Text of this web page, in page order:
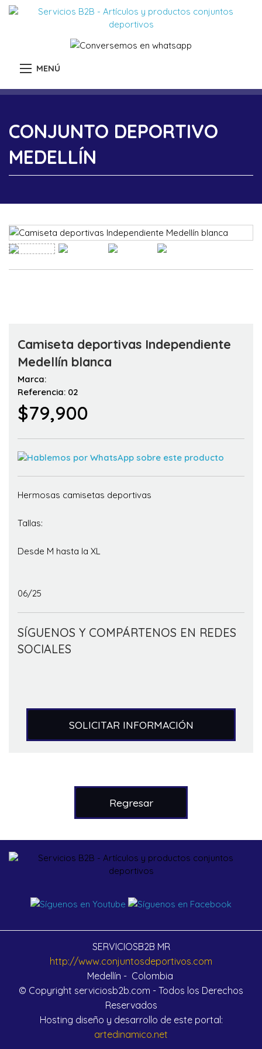
MENÚ
CONJUNTO DEPORTIVO
MEDELLÍN
Camiseta deportivas Independiente
Medellín blanca
Marca:
Referencia: 02
$79,900
Hermosas camisetas deportivas
Tallas:
Desde M hasta la XL
06/25
SÍGUENOS Y COMPÁRTENOS EN REDES
SOCIALES
SOLICITAR INFORMACIÓN
Regresar
SERVICIOSB2B MR
http://www.conjuntosdeportivos.com
Medellín - Colombia
© Copyright serviciosb2b.com - Todos los Derechos
Reservados
Hosting diseño y desarrollo de este portal:
artedinamico.net